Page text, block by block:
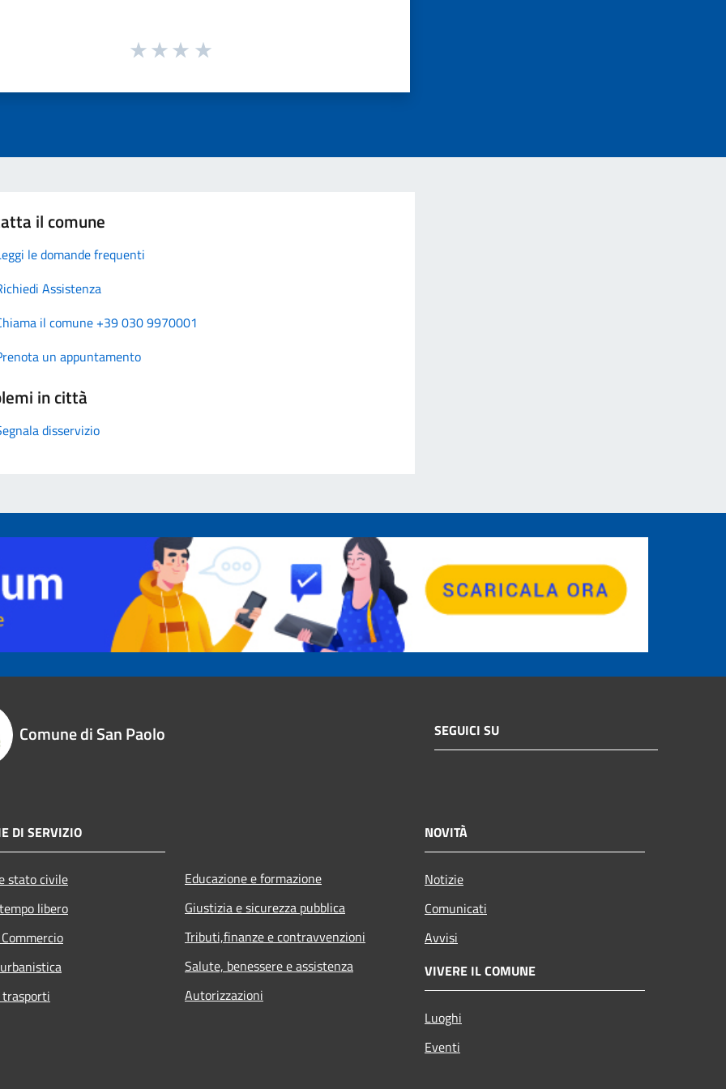
il comune
le domande frequenti
Assistenza
il comune +39 030 9970001
un appuntamento
in città
disservizio
Comune di San Paolo SEGUICI SU
DI SERVIZIO
stato civile
libero
Educazione e formazione
Giustizia e sicurezza pubblica
Tributi,finanze e contravvenzioni
Salute, benessere e assistenza
Autorizzazioni
NOVITÀ
Notizie
Comunicati
Avvisi
VIVERE IL COMUNE
Luoghi
Eventi